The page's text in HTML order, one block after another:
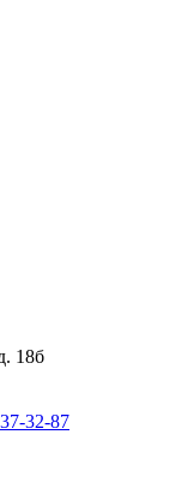
18б
32-87